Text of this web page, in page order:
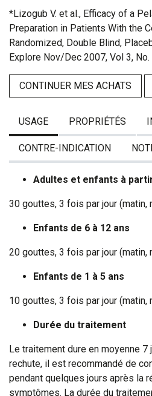
*Lizogub V. et al., Efficacy of a
Preparation in Patients With the
Randomized, Double Blind,
Explore Nov/Dec 2007, Vol 3,
CONTINUER MES ACHATS
USAGE PROPRIÉTÉS
CONTRE-INDICATION
Adultes et enfants à
30 gouttes, 3 fois par jour (matin,
Enfants de 6 à 12 ans
20 gouttes, 3 fois par jour (matin,
Enfants de 1 à 5 ans
10 gouttes, 3 fois par jour (matin,
Durée du traitement
Le traitement dure en moyenne 7
rechute, il est recommandé de
pendant quelques jours après la
symptômes. La durée du